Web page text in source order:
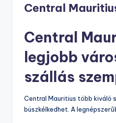
Central
Central
legjobb
szállás
Central Mauritius több kiváló
büszkélkedhet. A